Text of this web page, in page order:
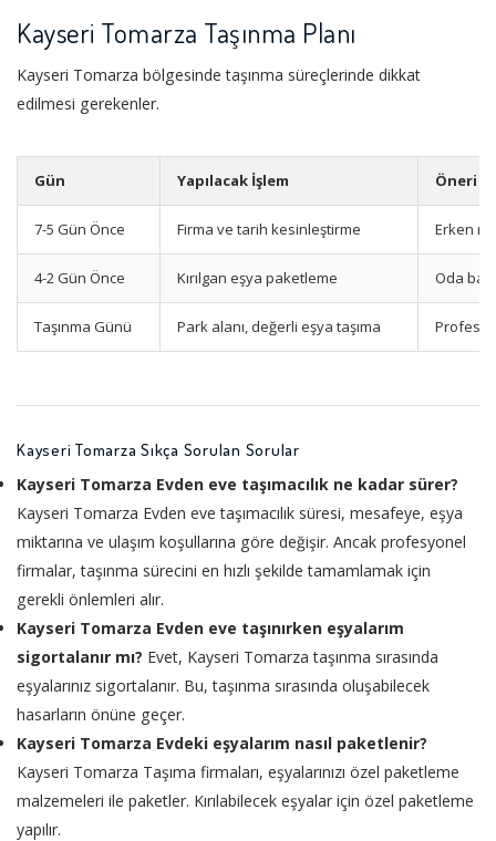
Kayseri Tomarza Taşınma Planı
Kayseri Tomarza bölgesinde taşınma süreçlerinde dikkat
edilmesi gerekenler.
Gün Yapılacak İşlem Öneri
7-5 Gün Önce Firma ve tarih kesinleştirme Erken
4-2 Gün Önce Kırılgan eşya paketleme Oda
Taşınma Günü Park alanı, değerli eşya taşıma
Kayseri Tomarza Sıkça Sorulan Sorular
Kayseri Tomarza Evden eve taşımacılık ne kadar sürer?
Kayseri Tomarza Evden eve taşımacılık süresi, mesafeye, eşya
miktarına ve ulaşım koşullarına göre değişir. Ancak profesyonel
firmalar, taşınma sürecini en hızlı şekilde tamamlamak için
gerekli önlemleri alır.
Kayseri Tomarza Evden eve taşınırken eşyalarım
sigortalanır mı? Evet, Kayseri Tomarza taşınma sırasında
eşyalarınız sigortalanır. Bu, taşınma sırasında oluşabilecek
hasarların önüne geçer.
Kayseri Tomarza Evdeki eşyalarım nasıl paketlenir?
Kayseri Tomarza Taşıma firmaları, eşyalarınızı özel paketleme
malzemeleri ile paketler. Kırılabilecek eşyalar için özel paketleme
yapılır.